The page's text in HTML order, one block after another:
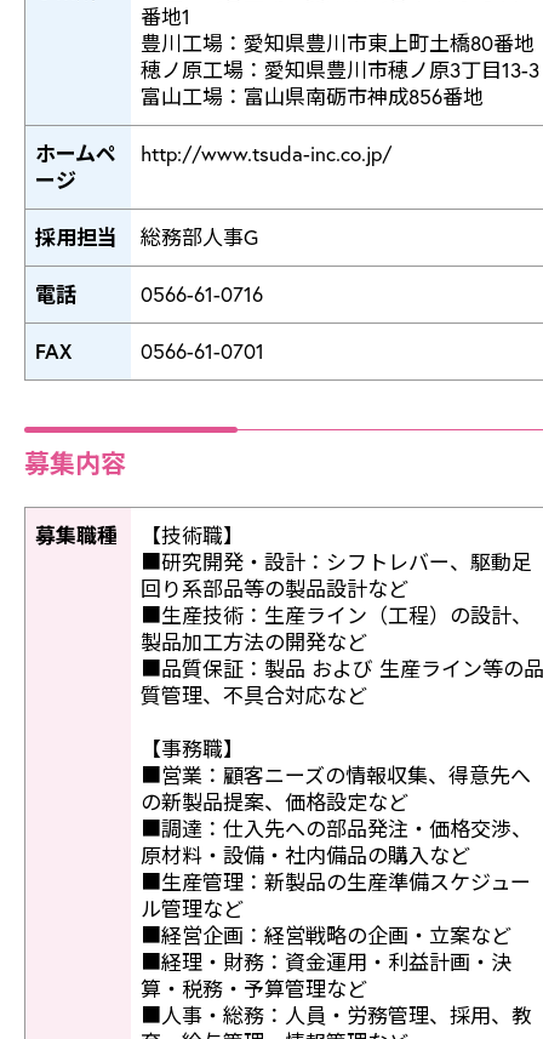
番地1
豊川工場：愛知県豊川市東上町土橋80番地
穂ノ原工場：愛知県豊川市穂ノ原3丁目13-3
富山工場：富山県南砺市神成856番地
ホームペ
ージ
http://www.tsuda-inc.co.jp/
採用担当 総務部人事G
電話 0566-61-0716
FAX 0566-61-0701
募集内容
募集職種
【技術職】
■研究開発・設計：シフトレバー、駆動足
回り系部品等の製品設計など
■生産技術：生産ライン（工程）の設計、
製品加工方法の開発など
■品質保証：製品 および 生産ライン等の品
質管理、不具合対応など
【事務職】
■営業：顧客ニーズの情報収集、得意先へ
の新製品提案、価格設定など
■調達：仕入先への部品発注・価格交渉、
原材料・設備・社内備品の購入など
■生産管理：新製品の生産準備スケジュー
ル管理など
■経営企画：経営戦略の企画・立案など
■経理・財務：資金運用・利益計画・決
算・税務・予算管理など
■人事・総務：人員・労務管理、採用、教